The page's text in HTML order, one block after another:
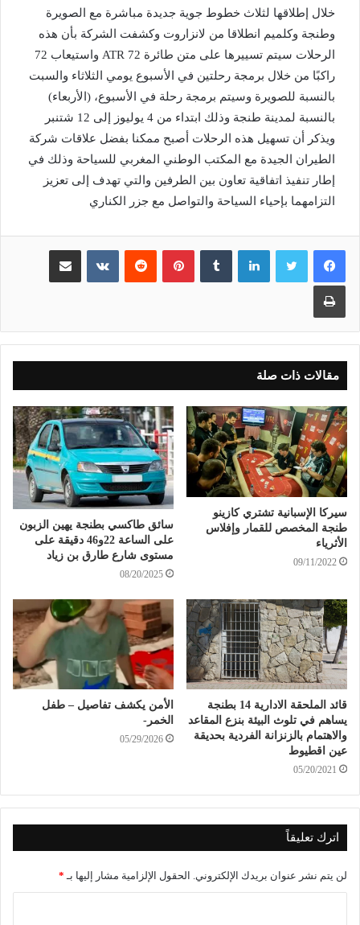
خلال إطلاقها لثلاث خطوط جوية جديدة مباشرة مع الصويرة
وطنجة وكلميم انطلاقا من لانزاروت وكشفت الشركة بأن هذه
الرحلات سيتم تسييرها على متن طائرة ATR 72 واستيعاب 72
راكبًا من خلال برمجة رحلتين في الأسبوع يومي الثلاثاء والسبت
بالنسبة للصويرة وسيتم برمجة رحلة في الأسبوع، (الأربعاء)
بالنسبة لمدينة طنجة وذلك ابتداء من 4 يوليوز إلى 12 شتنبر
ويذكر أن تسهيل هذه الرحلات أصبح ممكنا بفضل علاقات شركة
الطيران الجيدة مع المكتب الوطني المغربي للسياحة وذلك في
إطار تنفيذ اتفاقية تعاون بين الطرفين والتي تهدف إلى تعزيز
التزامهما بإحياء السياحة والتواصل مع جزر الكناري
لينكدإن بينتيريست مشاركة عبر البريد
طباعة
مقالات ذات صلة
سيركا الإسبانية تشتري كازينو
طنجة المخصص للقمار وإفلاس
الأثرياء
09/11/2022
سائق طاكسي بطنجة يهين الزبون
على الساعة 22و46 دقيقة على
مستوى شارع طارق بن زياد
08/20/2025
قائد الملحقة الادارية 14 بطنجة
يساهم في تلوث البيئة بنزع المقاعد
والاهتمام بالزنزانة الفردية بحديقة
عين اقطيوط
05/20/2021
الأمن يكشف تفاصيل – طفل
الخمر-
05/29/2026
اترك تعليقاً
لن يتم نشر عنوان بريدك الإلكتروني. الحقول الإلزامية مشار إليها بـ *